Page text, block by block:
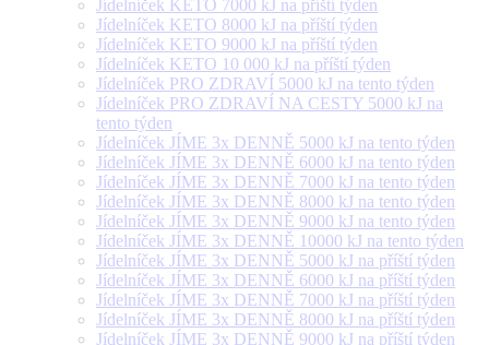
Jídelníček KETO 7000 kJ na příští týden
Jídelníček KETO 8000 kJ na příští týden
Jídelníček KETO 9000 kJ na příští týden
Jídelníček KETO 10 000 kJ na příští týden
Jídelníček PRO ZDRAVÍ 5000 kJ na tento týden
Jídelníček PRO ZDRAVÍ NA CESTY 5000 kJ na
tento týden
Jídelníček JÍME 3x DENNĚ 5000 kJ na tento týden
Jídelníček JÍME 3x DENNĚ 6000 kJ na tento týden
Jídelníček JÍME 3x DENNĚ 7000 kJ na tento týden
Jídelníček JÍME 3x DENNĚ 8000 kJ na tento týden
Jídelníček JÍME 3x DENNĚ 9000 kJ na tento týden
Jídelníček JÍME 3x DENNĚ 10000 kJ na tento týden
Jídelníček JÍME 3x DENNĚ 5000 kJ na příští týden
Jídelníček JÍME 3x DENNĚ 6000 kJ na příští týden
Jídelníček JÍME 3x DENNĚ 7000 kJ na příští týden
Jídelníček JÍME 3x DENNĚ 8000 kJ na příští týden
Jídelníček JÍME 3x DENNĚ 9000 kJ na příští týden